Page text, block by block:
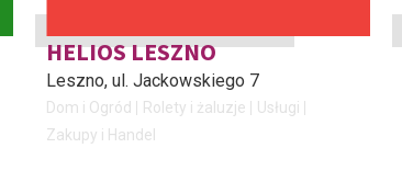
HELIOS LESZNO
Leszno, ul. Jackowskiego 7
Dom i Ogród Rolety i żaluzje
Usługi
Zakupy i Handel